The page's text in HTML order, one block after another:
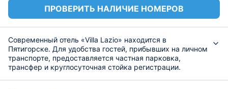
ПРОВЕРИТЬ НАЛИЧИЕ НОМЕРОВ
Современный отель «Villa Lazio» находится в
Пятигорске. Для удобства гостей, прибывших на личном
транспорте, предоставляется частная парковка,
трансфер и круглосуточная стойка регистрации.